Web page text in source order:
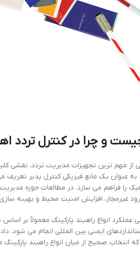
و چرا در کنترل تردد
از مهم ترین تجهیزات مدیریت تردد،
عنوان یک مانع فیزیکی کنترل پذیر تعریف
را فراهم می سازد. در مطالعات حوزه
غیرمجاز، افزایش امنیت محیط و بهینه
عملکرد انواع راهبند پارکینگ معمولاً بر
ایمنی بین المللی انجام می
صحیح از میان انواع راهبند